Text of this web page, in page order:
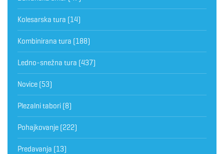
Kolesarska tura (14)
Kombinirana tura (188)
Ledno-snežna tura (437)
Novice (53)
Plezalni tabori (8)
Pohajkovanje (222)
Predavanja (13)